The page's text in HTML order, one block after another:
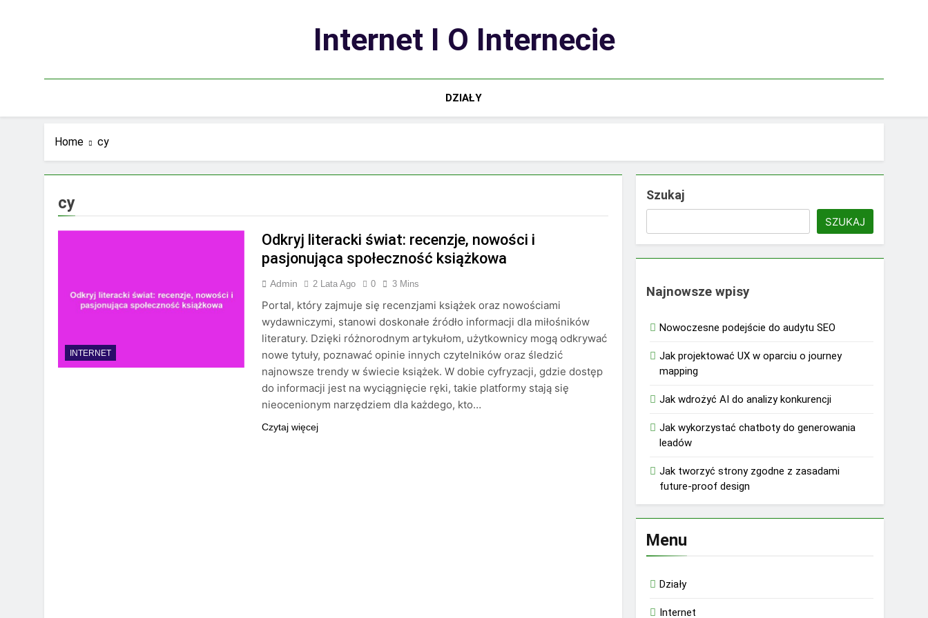
Internet I O Internecie
DZIAŁY
Home cy
cy
INTERNET
Odkryj literacki świat: recenzje, nowości i
pasjonująca społeczność książkowa
Admin 2 Lata Ago 0 3 Mins
Portal, który zajmuje się recenzjami książek oraz nowościami
wydawniczymi, stanowi doskonałe źródło informacji dla miłośników
literatury. Dzięki różnorodnym artykułom, użytkownicy mogą odkrywać
nowe tytuły, poznawać opinie innych czytelników oraz śledzić
najnowsze trendy w świecie książek. W dobie cyfryzacji, gdzie dostęp
do informacji jest na wyciągnięcie ręki, takie platformy stają się
nieocenionym narzędziem dla każdego, kto…
Czytaj więcej
Szukaj
SZUKAJ
Najnowsze wpisy
Nowoczesne podejście do audytu SEO
Jak projektować UX w oparciu o journey
mapping
Jak wdrożyć AI do analizy konkurencji
Jak wykorzystać chatboty do generowania
leadów
Jak tworzyć strony zgodne z zasadami
future-proof design
Menu
Działy
Internet